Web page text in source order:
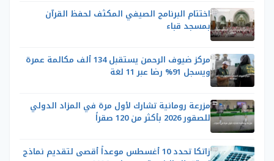
اختتام البرنامج الصيفي المكثف لحفظ القرآن
بمسجد قباء
مركز ضيوف الرحمن يستقبل 134 ألف مكالمة عمرة
ويسجل 91% رضا عبر 11 لغة
مزرعة رومانية تشارك لأول مرة في المزاد الدولي
للصقور 2026 بأكثر من 120 صقراً
زاتكا تحدد 10 أغسطس موعداً أقصى لتقديم نماذج